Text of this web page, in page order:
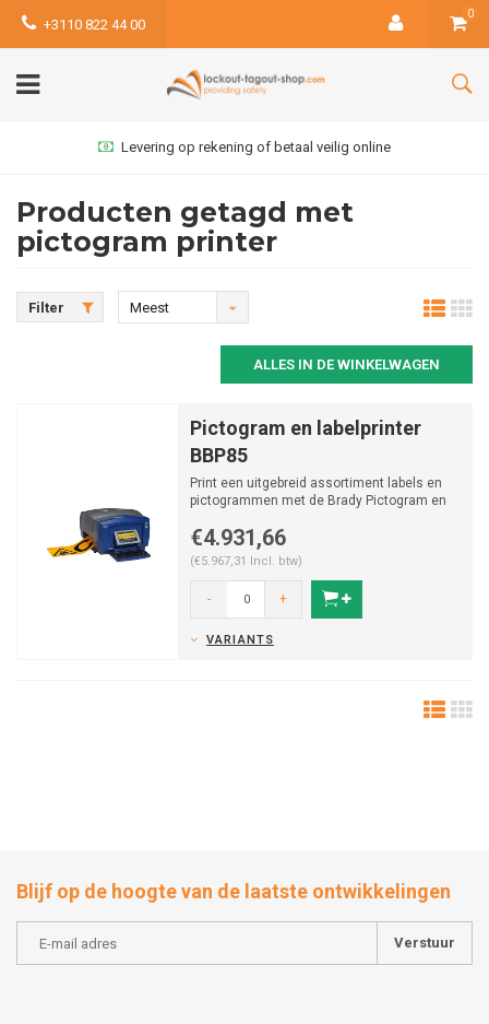
+3110 822 44 00
0
Levering op rekening of betaal veilig online
Producten getagd met
pictogram printer
Filter
Meest
ALLES IN DE WINKELWAGEN
Pictogram en labelprinter
BBP85
Print een uitgebreid assortiment labels en
pictogrammen met de Brady Pictogram en
€4.931,66
(€5.967,31 Incl. btw)
- +
VARIANTS
Blijf op de hoogte van de laatste ontwikkelingen
Verstuur